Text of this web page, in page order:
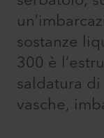
sostanze
300 è
saldatura
vasche,